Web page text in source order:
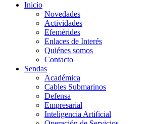
Inicio
Novedades
Actividades
Efemérides
Enlaces de Interés
Quiénes somos
Contacto
Sendas
Académica
Cables Submarinos
Defensa
Empresarial
Inteligencia Artificial